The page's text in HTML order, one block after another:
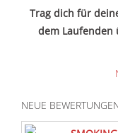
Trag dich für
dem Laufenden
NEUE